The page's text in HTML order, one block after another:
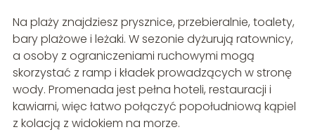
Na plaży znajdziesz prysznice, przebieralnie, toalety,
bary plażowe i leżaki. W sezonie dyżurują ratownicy,
a osoby z ograniczeniami ruchowymi mogą
skorzystać z ramp i kładek prowadzących w stronę
wody. Promenada jest pełna hoteli, restauracji i
kawiarni, więc łatwo połączyć popołudniową kąpiel
z kolacją z widokiem na morze.